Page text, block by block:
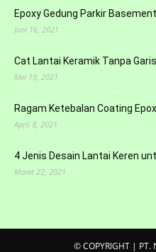
Epoxy Gedung Parkir Basement
Juni 16, 2021
Cat Lantai Keramik Tanpa
Mei 19, 2021
Ragam Ketebalan Coating
April 8, 2021
4 Jenis Desain Lantai Keren
Maret 22, 2021
© COPYRIGHT |